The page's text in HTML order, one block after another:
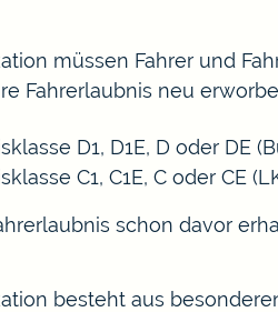
müssen Fahrer und
Fahrerlaubnis neu
D1, D1E, D oder DE
C1, C1E, C oder CE
schon davor
besteht aus